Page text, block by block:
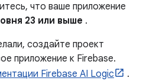
что ваше приложение
23 или выше .
создайте проект
приложение к Firebase.
Firebase AI Logic .